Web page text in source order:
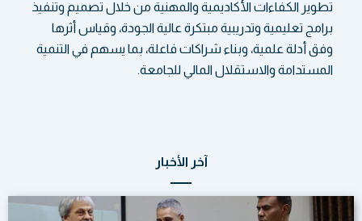
تطوير الكفاءات الأكاديمية والمهنية من خلال تصميم وتنفيذ
برامج تعليمية وتدريبية مبتكرة عالية الجودة، وقياس أثرها
وفق أدلة علمية، وبناء شراكات فاعلة، بما يسهم في التنمية
المستدامة والاستقلال المالي للجامعة.
آخر الأخبار